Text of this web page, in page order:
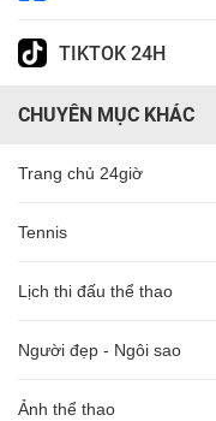
TIKTOK 24H
CHUYÊN MỤC KHÁC
Trang chủ 24giờ
Tennis
Lịch thi đấu thể thao
Người đẹp - Ngôi sao
Ảnh thể thao